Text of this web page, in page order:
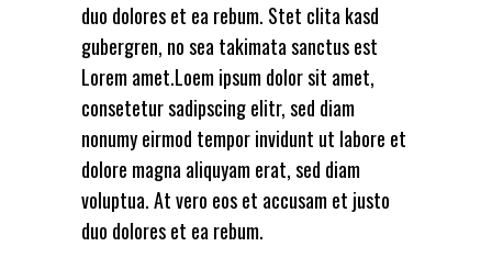
duo dolores et ea rebum. Stet clita kasd
gubergren, no sea takimata sanctus est
Lorem amet.Loem ipsum dolor sit amet,
consetetur sadipscing elitr, sed diam
nonumy eirmod tempor invidunt ut labore et
dolore magna aliquyam erat, sed diam
voluptua. At vero eos et accusam et justo
duo dolores et ea rebum.